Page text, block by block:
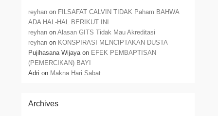
reyhan on FILSAFAT CALVIN TIDAK Paham BAHWA
ADA HAL-HAL BERIKUT INI
reyhan onAlasan GITS Tidak Mau Akreditasi
reyhan on KONSPIRASI MENCIPTAKAN DUSTA
Pujihasana Wijayaon EFEK PEMBAPTISAN
(PEMERCIKAN) BAYI
Adri on Makna Hari Sabat
Archives